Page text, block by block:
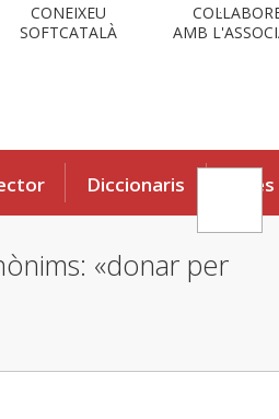
CONEIXEU
SOFTCATALÀ
AMB
Diccionaris Eines
«donar per